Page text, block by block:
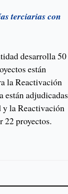
terciarias con
desarrolla 50
están
la Reactivación
están adjudicadas
y la Reactivación
22 proyectos.